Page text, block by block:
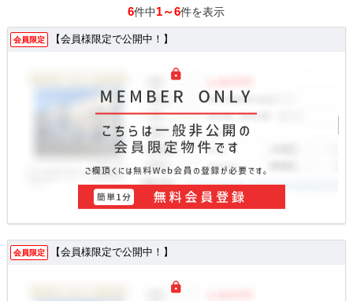
6件中1～6件を表示
会員限定 【会員様限定で公開中！】
会員限定 【会員様限定で公開中！】